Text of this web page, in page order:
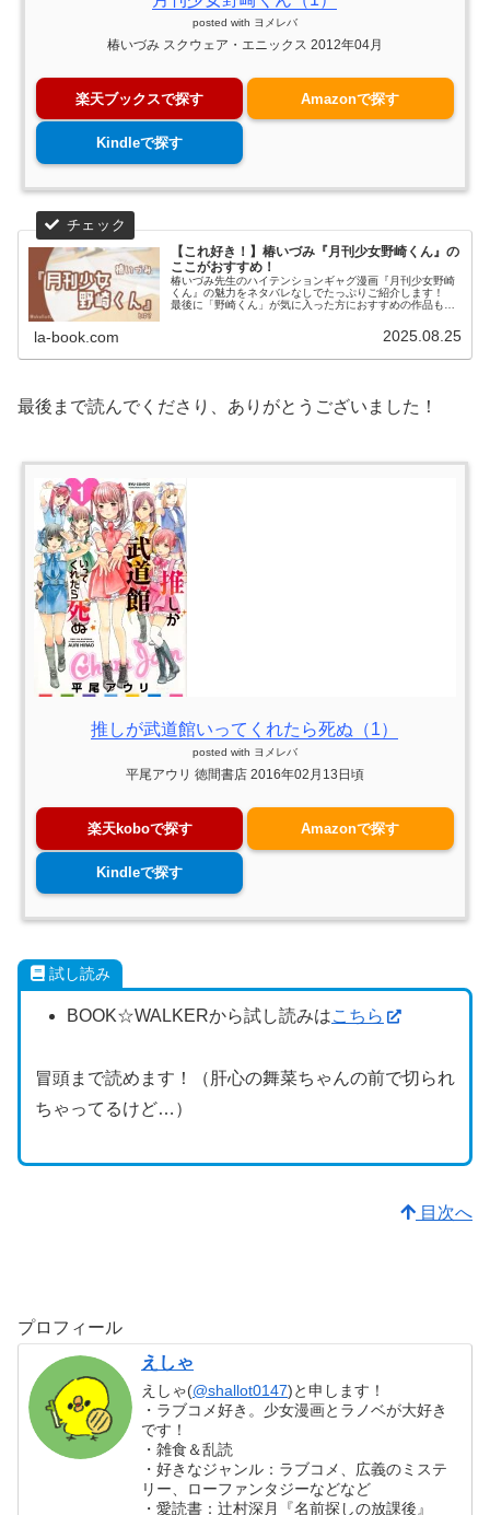
posted with ヨメレバ
椿いづみ スクウェア・エニックス 2012年04月
楽天ブックスで探す Amazonで探す
Kindleで探す
【これ好き！】椿いづみ『月刊少女野崎くん』の
ここがおすすめ！
椿いづみ先生のハイテンションギャグ漫画『月刊少女野崎
くん』の魅力をネタバレなしでたっぷりご紹介します！
最後に「野崎くん」が気に入った方におすすめの作品も紹
la-book.com 2025.08.25
最後まで読んでくださり、ありがとうございました！
推しが武道館いってくれたら死ぬ（1）
posted with ヨメレバ
平尾アウリ 徳間書店 2016年02月13日頃
楽天koboで探す Amazonで探す
Kindleで探す
試し読み
BOOK☆WALKERから試し読みはこちら
冒頭まで読めます！（肝心の舞菜ちゃんの前で切られ
ちゃってるけど…）
目次へ
プロフィール
えしゃ
えしゃ(@shallot0147)と申します！
・ラブコメ好き。少女漫画とラノベが大好き
です！
・雑食＆乱読
・好きなジャンル：ラブコメ、広義のミステ
リー、ローファンタジーなどなど
・愛読書：辻村深月『名前探しの放課後』